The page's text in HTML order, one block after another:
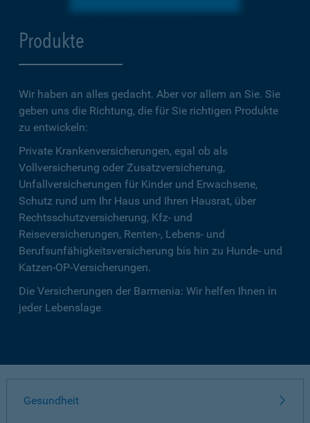
Produkte
Wir haben an alles gedacht. Aber vor allem an Sie. Sie
geben uns die Richtung, die für Sie richtigen Produkte
zu entwickeln:
Private Krankenversicherungen, egal ob als
Vollversicherung oder Zusatzversicherung,
Unfallversicherungen für Kinder und Erwachsene,
Schutz rund um Ihr Haus und Ihren Hausrat, über
Rechtsschutzversicherung, Kfz- und
Reiseversicherungen, Renten-, Lebens- und
Berufsunfähigkeitsversicherung bis hin zu Hunde- und
Katzen-OP-Versicherungen.
Die Versicherungen der Barmenia: Wir helfen Ihnen in
jeder Lebenslage
Gesundheit